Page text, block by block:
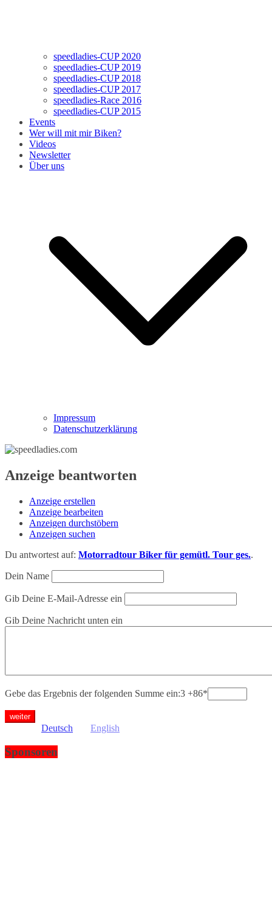
speedladies-CUP 2020
speedladies-CUP 2019
speedladies-CUP 2018
speedladies-CUP 2017
speedladies-Race 2016
speedladies-CUP 2015
Events
Wer will mit mir Biken?
Videos
Newsletter
Über uns
Impressum
Datenschutzerklärung
Anzeige beantworten
Anzeige erstellen
Anzeige bearbeiten
Anzeigen durchstöbern
Anzeigen suchen
Du antwortest auf: Motorradtour Biker für gemütl. Tour ges..
Dein Name
Gib Deine E-Mail-Adresse ein
Gib Deine Nachricht unten ein
Gebe das Ergebnis der folgenden Summe ein:3 +86*
Deutsch English
Sponsoren